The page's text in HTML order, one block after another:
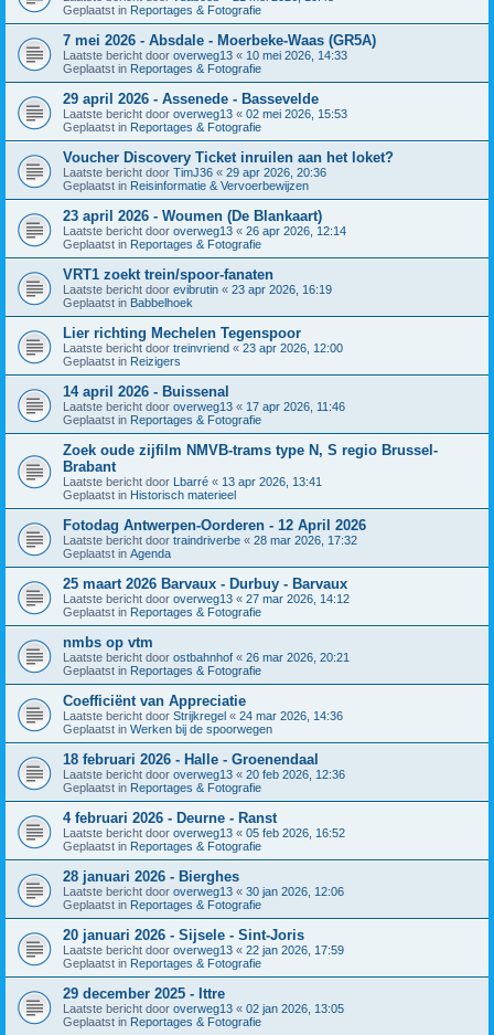
Geplaatst in Reportages & Fotografie
7 mei 2026 - Absdale - Moerbeke-Waas (GR5A)
Laatste bericht door overweg13 « 10 mei 2026, 14:33
Geplaatst in Reportages & Fotografie
29 april 2026 - Assenede - Bassevelde
Laatste bericht door overweg13 « 02 mei 2026, 15:53
Geplaatst in Reportages & Fotografie
Voucher Discovery Ticket inruilen aan het loket?
Laatste bericht door TimJ36 « 29 apr 2026, 20:36
Geplaatst in Reisinformatie & Vervoerbewijzen
23 april 2026 - Woumen (De Blankaart)
Laatste bericht door overweg13 « 26 apr 2026, 12:14
Geplaatst in Reportages & Fotografie
VRT1 zoekt trein/spoor-fanaten
Laatste bericht door evibrutin « 23 apr 2026, 16:19
Geplaatst in Babbelhoek
Lier richting Mechelen Tegenspoor
Laatste bericht door treinvriend « 23 apr 2026, 12:00
Geplaatst in Reizigers
14 april 2026 - Buissenal
Laatste bericht door overweg13 « 17 apr 2026, 11:46
Geplaatst in Reportages & Fotografie
Zoek oude zijfilm NMVB-trams type N, S regio Brussel-
Brabant
Laatste bericht door Lbarré « 13 apr 2026, 13:41
Geplaatst in Historisch materieel
Fotodag Antwerpen-Oorderen - 12 April 2026
Laatste bericht door traindriverbe « 28 mar 2026, 17:32
Geplaatst in Agenda
25 maart 2026 Barvaux - Durbuy - Barvaux
Laatste bericht door overweg13 « 27 mar 2026, 14:12
Geplaatst in Reportages & Fotografie
nmbs op vtm
Laatste bericht door ostbahnhof « 26 mar 2026, 20:21
Geplaatst in Reportages & Fotografie
Coefficiënt van Appreciatie
Laatste bericht door Strijkregel « 24 mar 2026, 14:36
Geplaatst in Werken bij de spoorwegen
18 februari 2026 - Halle - Groenendaal
Laatste bericht door overweg13 « 20 feb 2026, 12:36
Geplaatst in Reportages & Fotografie
4 februari 2026 - Deurne - Ranst
Laatste bericht door overweg13 « 05 feb 2026, 16:52
Geplaatst in Reportages & Fotografie
28 januari 2026 - Bierghes
Laatste bericht door overweg13 « 30 jan 2026, 12:06
Geplaatst in Reportages & Fotografie
20 januari 2026 - Sijsele - Sint-Joris
Laatste bericht door overweg13 « 22 jan 2026, 17:59
Geplaatst in Reportages & Fotografie
29 december 2025 - Ittre
Laatste bericht door overweg13 « 02 jan 2026, 13:05
Geplaatst in Reportages & Fotografie